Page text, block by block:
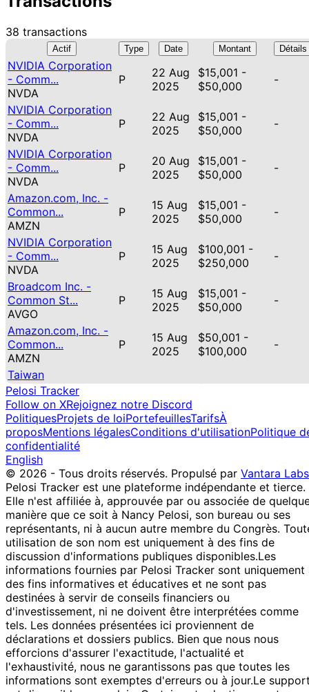
38 transactions
Actif Type Date Montant Détails
NVIDIA Corporation
- Comm...
NVDA
P
22 Aug
2025
$15,001 -
$50,000
-
NVIDIA Corporation
- Comm...
NVDA
P
22 Aug
2025
$15,001 -
$50,000
-
NVIDIA Corporation
- Comm...
NVDA
P
20 Aug
2025
$15,001 -
$50,000
-
Amazon.com, Inc. -
Common...
AMZN
P
15 Aug
2025
$15,001 -
$50,000
-
NVIDIA Corporation
- Comm...
NVDA
P
15 Aug
2025
$100,001 -
$250,000
-
Broadcom Inc. -
Common St...
AVGO
P
15 Aug
2025
$15,001 -
$50,000
-
Amazon.com, Inc. -
Common...
AMZN
P
15 Aug
2025
$50,001 -
$100,000
-
Taiwan
Semiconductor
Manu...
TSM
2025
NVIDIA Corporation
- Comm...
NVDA
15 Aug
$15,001 -
Broadcom Inc. -
Common St...
AVGO
P
15 Aug
2025
$15,001 -
$50,000
-
Advanced Micro
Devices, I...
AMD
P
15 Aug
2025
$15,001 -
$50,000
-
Taiwan
Semiconductor
Manu...
TSM
P
15 Aug
2025
$15,001 -
$50,000
Apple Inc. -
Common Stock...
AAPL
P
14 Aug
2025
$1,001 -
$15,000
-
NVIDIA Corporation
- Comm...
P
13 Aug
2025
$100,001 -
$250,000
-
Pelosi Tracker
Follow on XRejoignez notre Discord
PolitiquesProjets de loiPortefeuillesTarifsÀ
proposMentions légalesConditions d'utilisationPolitique
confidentialité
English
© 2026 - Tous droits réservés. Propulsé par Vantara Labs
Pelosi Tracker est une plateforme indépendante et tierce.
Elle n'est affiliée à, approuvée par ou associée de
manière que ce soit à Nancy Pelosi, son bureau ou ses
représentants, ni à aucun autre membre du Congrès.
utilisation de son nom est uniquement à des fins de
discussion d'informations publiques disponibles.Les
informations fournies par Pelosi Tracker sont uniquement
des fins informatives et éducatives et ne sont pas
destinées à servir de conseils financiers ou
d'investissement, ni ne doivent être interprétées comme
tels. Les données présentées ici proviennent de
déclarations et dossiers publics. Bien que nous nous
efforcions d'assurer l'exactitude, l'actualité et
l'exhaustivité, nous ne garantissons pas que toutes les
informations sont exemptes d'erreurs ou à jour.Le